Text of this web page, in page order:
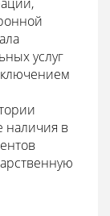
услуг
наличия в